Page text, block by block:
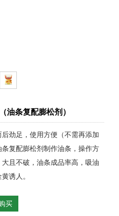
油条复配膨松剂）
劲足，使用方便（不需再添加
复配膨松剂制作油条，操作方
且不破，油条成品率高，吸油
诱人。
买